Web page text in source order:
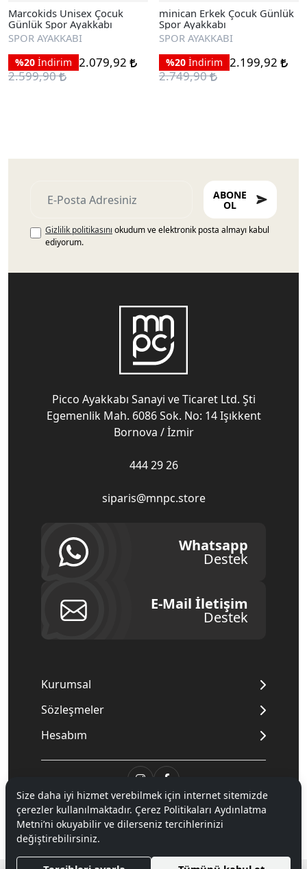
Marcokids Unisex Çocuk
Günlük Spor Ayakkabı
SPOR AYAKKABI
%20 İndirim 2.079,92
2.599,90
minican Erkek Çocuk Günlük
Spor Ayakkabı
SPOR AYAKKABI
%20 İndirim 2.199,92
2.749,90
ABONE
OL
Gizlilik politikasını okudum ve elektronik posta almayı kabul
ediyorum.
Picco Ayakkabı Sanayi ve Ticaret Ltd. Şti
Egemenlik Mah. 6086 Sok. No: 14 Işıkkent
Bornova / İzmir
444 29 26
siparis@mnpc.store
Whatsapp
Destek
E-Mail İletişim
Destek
Kurumsal
Sözleşmeler
Hesabım
© 2020Mnpc. Tüm hakları saklıdır.
Size daha iyi hizmet verebilmek için internet sitemizde
çerezler kullanılmaktadır. Çerez Politikaları Aydınlatma
Metni’ni okuyabilir ve dilerseniz tercihlerinizi
değiştirebilirsiniz.